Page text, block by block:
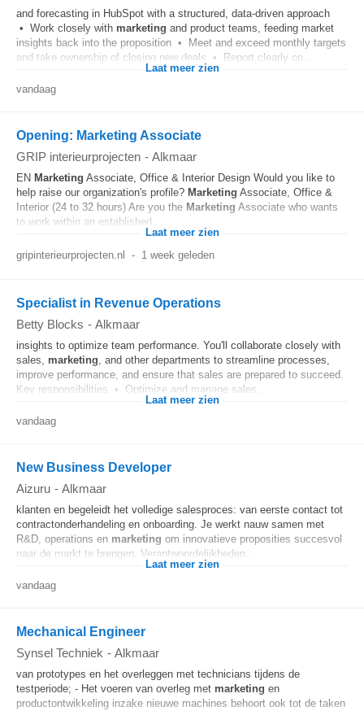
and forecasting in HubSpot with a structured, data-driven approach
• Work closely with marketing and product teams, feeding market
insights back into the proposition • Meet and exceed monthly targets
and take ownership of closing new deals • Report clearly on...
Laat meer zien
vandaag
Opening: Marketing Associate
GRIP interieurprojecten - Alkmaar
EN Marketing Associate, Office & Interior Design Would you like to
help raise our organization's profile? Marketing Associate, Office &
Interior (24 to 32 hours) Are you the Marketing Associate who wants
to work within an established...
Laat meer zien
gripinterieurprojecten.nl - 1 week geleden
Specialist in Revenue Operations
Betty Blocks - Alkmaar
insights to optimize team performance. You'll collaborate closely with
sales, marketing, and other departments to streamline processes,
improve performance, and ensure that sales are prepared to succeed.
Key responsibilities • Optimize and manage sales...
Laat meer zien
vandaag
New Business Developer
Aizuru - Alkmaar
klanten en begeleidt het volledige salesproces: van eerste contact tot
contractonderhandeling en onboarding. Je werkt nauw samen met
R&D, operations en marketing om innovatieve proposities succesvol
naar de markt te brengen. Verantwoordelijkheden...
Laat meer zien
vandaag
Mechanical Engineer
Synsel Techniek - Alkmaar
van prototypes en het overleggen met technicians tijdens de
testperiode; - Het voeren van overleg met marketing en
productontwikkeling inzake nieuwe machines behoort ook tot de taken